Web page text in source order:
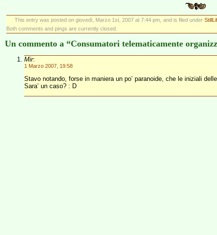
This entry was posted on giovedì, Marzo 1st, 2007 at 7:44 pm, and is filed under
Both comments and pings are currently closed.
Un commento a “Consumatori telematicamente
Mir:
1 Marzo 2007, 19:58
Stavo notando, forse in maniera un po’ paranoide, che le iniziali
Sara’ un caso? : D